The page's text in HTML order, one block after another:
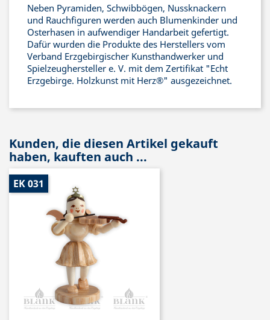
Neben Pyramiden, Schwibbögen, Nussknackern
und Rauchfiguren werden auch Blumenkinder und
Osterhasen in aufwendiger Handarbeit gefertigt.
Dafür wurden die Produkte des Herstellers vom
Verband Erzgebirgischer Kunsthandwerker und
Spielzeughersteller e. V. mit dem Zertifikat "Echt
Erzgebirge. Holzkunst mit Herz®" ausgezeichnet.
Kunden, die diesen Artikel gekauft
haben, kauften auch ...
EK 031